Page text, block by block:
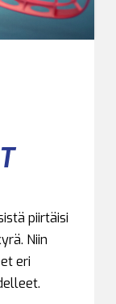
piirtäisi
Niin
eri